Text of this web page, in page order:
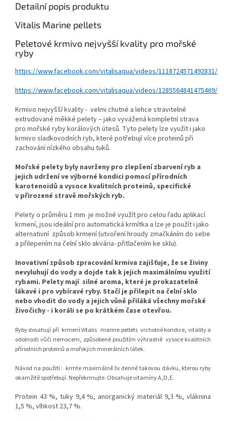
Detailní popis produktu
Vitalis Marine pellets
Peletové krmivo nejvyšší kvality pro mořské
ryby
https://www.facebook.com/vitalisaqua/videos/1118724571492831/
https://www.facebook.com/vitalisaqua/videos/1285564841475469/
Krmivo nejvyšší kvality - velmi chutné a lehce stravitelné
extrudované měkké pelety – jako vyvážená kompletní strava
pro mořské ryby korálových útesů. Tyto pelety lze využít i jako
krmivo sladkovodních ryb, které potřebují více proteinů při
zachování nízkého obsahu tuků.
Mořské pelety byly navrženy pro zlepšení zbarvení ryb a
jejich udržení ve výborné kondici pomocí přírodních
karotenoidů a vysoce kvalitních proteinů, specifické
v přirozené stravě mořských ryb.
Pelety o průměru 1 mm je možné využít pro celou řadu aplikací
krmení, jsou ideální pro automatická krmítka a lze je použít i jako
alternativní způsob krmení (utvoření hroudy zmačkáním do sebe
a přilepením na čelní sklo akvária- přitlačením ke sklu).
Inovativní způsob zpracování krmiva zajišťuje, že se živiny
nevyluhují do vody a dojde tak k jejich maximálnímu využití
rybami. Pelety mají silné aroma, které je prokazatelně
lákavé i pro vybíravé ryby. Stačí je přilepit na čelní sklo
nebo vhodit do vody a jejich vůně přiláká všechny mořské
živočichy - i koráli se po krátkém čase otevřou.
Ryby dosahují při krmení Vitalis marine pellets vrcholné kondice, vitality a
odolnosti vůči nemocem, způsobené použitím výhradně vysoce kvalitních
přírodních proteinů a mořských minerálních látek.
Návod na použití : krmte maximálně 3x denně takovou dávku, kterou ryby
okamžitě spotřebují. Nepřekrmujte. Obsahuje vitamíny A,D,E.
Protein 43 %, tuky 9,4 %, anorganický materiál 9,3 %, vláknina
1,5 %, vlhkost 23,7 %.